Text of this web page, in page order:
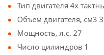
Тип двигателя 4х
Объем двигателя, см3
Мощность, л.с. 27
Число цилиндров 1